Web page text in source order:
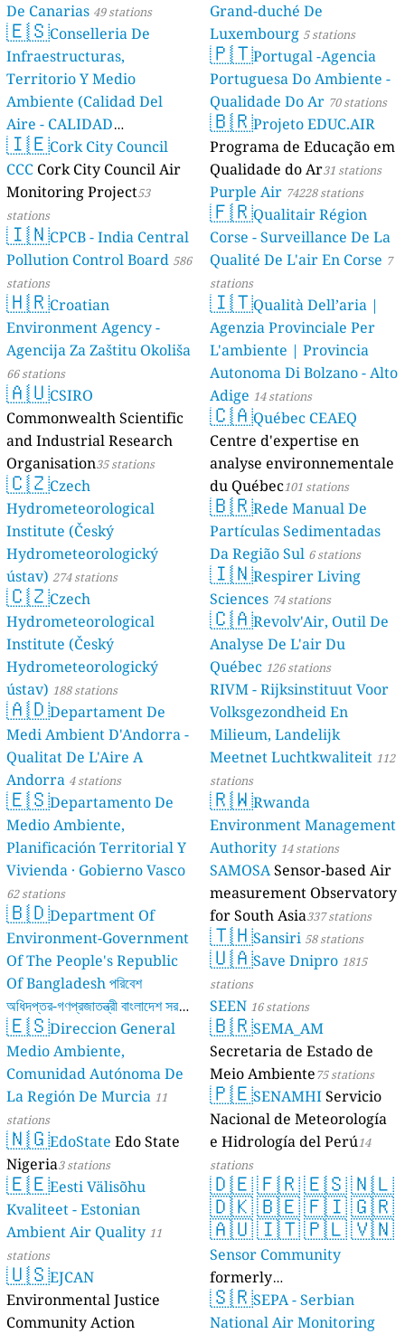
De Canarias 49 stations
🇪🇸Conselleria De
Infraestructuras,
Territorio Y Medio
Ambiente (Calidad Del
Aire - CALIDAD
AMBIENTAL) 23 stations
🇮🇪Cork City Council
CCC Cork City Council Air
Monitoring Project53
stations
🇮🇳CPCB - India Central
Pollution Control Board 586
stations
🇭🇷Croatian
Environment Agency -
Agencija Za Zaštitu Okoliša
66 stations
🇦🇺CSIRO
Commonwealth Scientific
and Industrial Research
Organisation35 stations
🇨🇿Czech
Hydrometeorological
Institute (Český
Hydrometeorologický
ústav) 274 stations
🇨🇿Czech
Hydrometeorological
Institute (Český
Hydrometeorologický
ústav) 188 stations
🇦🇩Departament De
Medi Ambient D'Andorra -
Qualitat De L'Aire A
Andorra 4 stations
🇪🇸Departamento De
Medio Ambiente,
Planificación Territorial Y
Vivienda · Gobierno Vasco
62 stations
🇧🇩Department Of
Environment-Government
Of The People's Republic
Of Bangladesh পরিবেশ
অধিদপ্তর-গণপ্রজাতন্ত্রী বাংলাদেশ সরকার
17 stations
🇪🇸Direccion General
Medio Ambiente,
Comunidad Autónoma De
La Región De Murcia 11
stations
🇳🇬EdoState Edo State
Nigeria3 stations
🇪🇪Eesti Välisõhu
Kvaliteet - Estonian
Ambient Air Quality 11
stations
🇺🇸EJCAN
Environmental Justice
Community Action
Grand-duché De
Luxembourg 5 stations
🇵🇹Portugal -Agencia
Portuguesa Do Ambiente -
Qualidade Do Ar 70 stations
🇧🇷Projeto EDUC.AIR
Programa de Educação em
Qualidade do Ar31 stations
Purple Air 74228 stations
🇫🇷Qualitair Région
Corse - Surveillance De La
Qualité De L'air En Corse 7
stations
🇮🇹Qualità Dell’aria |
Agenzia Provinciale Per
L'ambiente | Provincia
Autonoma Di Bolzano - Alto
Adige 14 stations
🇨🇦Québec CEAEQ
Centre d'expertise en
analyse environnementale
du Québec101 stations
🇧🇷Rede Manual De
Partículas Sedimentadas
Da Região Sul 6 stations
🇮🇳Respirer Living
Sciences 74 stations
🇨🇦Revolv'Air, Outil De
Analyse De L'air Du
Québec 126 stations
RIVM - Rijksinstituut Voor
Volksgezondheid En
Milieum, Landelijk
Meetnet Luchtkwaliteit 112
stations
🇷🇼Rwanda
Environment Management
Authority 14 stations
SAMOSASensor-based Air
measurement Observatory
for South Asia337 stations
🇹🇭Sansiri 58 stations
🇺🇦Save Dnipro 1815
stations
SEEN 16 stations
🇧🇷SEMA_AM
Secretaria de Estado de
Meio Ambiente75 stations
🇵🇪SENAMHIServicio
Nacional de Meteorología
e Hidrología del Perú14
stations
🇩🇪🇫🇷🇪🇸🇳🇱
🇩🇰🇧🇪🇫🇮🇬🇷
🇦🇺🇮🇹🇵🇱🇻🇳
Sensor Community
formerly
luftdaten.info35818 stations
🇸🇷SEPA - Serbian
National Air Monitoring